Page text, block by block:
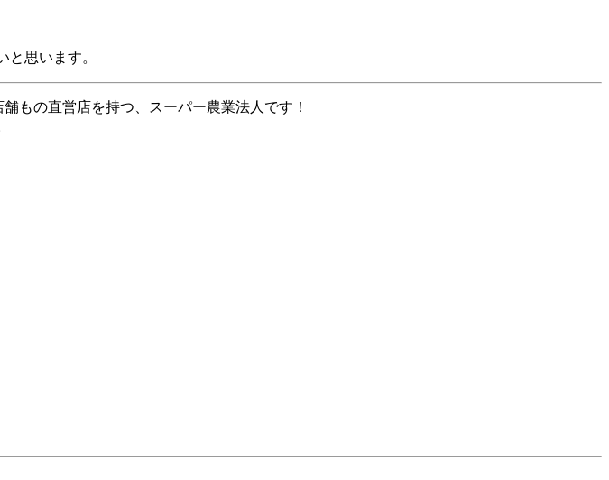
思います。
もの直営店を持つ、スーパー農業法人です！